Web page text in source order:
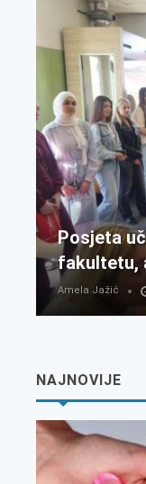
Posjeta
fakultetu,
Amela Jažić
NAJNOVIJE